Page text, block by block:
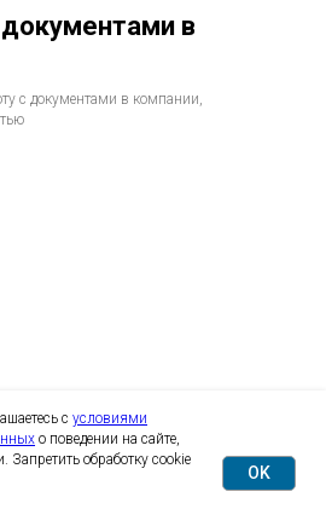
в
с документами в компании,
с условиями
о поведении на сайте,
обработку cookie
OK